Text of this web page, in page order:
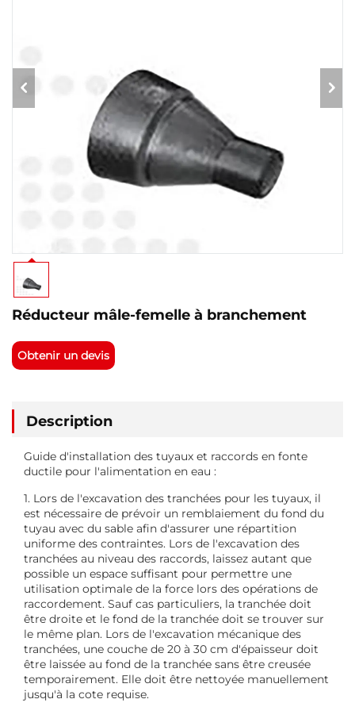
Réducteur mâle-femelle à branchement
Obtenir un devis
Description
Guide d'installation des tuyaux et raccords en fonte
ductile pour l'alimentation en eau :
1. Lors de l'excavation des tranchées pour les tuyaux, il
est nécessaire de prévoir un remblaiement du fond du
tuyau avec du sable afin d'assurer une répartition
uniforme des contraintes. Lors de l'excavation des
tranchées au niveau des raccords, laissez autant que
possible un espace suffisant pour permettre une
utilisation optimale de la force lors des opérations de
raccordement. Sauf cas particuliers, la tranchée doit
être droite et le fond de la tranchée doit se trouver sur
le même plan. Lors de l'excavation mécanique des
tranchées, une couche de 20 à 30 cm d'épaisseur doit
être laissée au fond de la tranchée sans être creusée
temporairement. Elle doit être nettoyée manuellement
jusqu'à la cote requise.